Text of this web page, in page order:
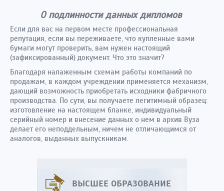
О подлинности данных дипломов
Если для вас на первом месте профессиональная
репутация, если вы переживаете, что купленные вами
бумаги могут проверить, вам нужен настоящий
(зафиксированный) документ. Что это значит?
Благодаря налаженным схемам работы компаний по
продажам, в каждом учреждении применяется механизм,
дающий возможность приобретать исходники фабричного
производства. По сути, вы получаете легитимный образец:
изготовление на настоящем бланке, индивидуальный
серийный номер и внесение данных о нем в архив Вуза
делает его неподдельным, ничем не отличающимся от
аналогов, выданных выпускникам.
ВЫСШЕЕ ОБРАЗОВАНИЕ